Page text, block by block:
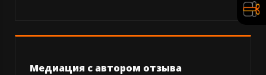
Медиация с автором отзыва